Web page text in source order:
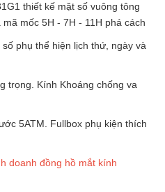
thiết kế mặt số vuông tông
mốc 5H - 7H - 11H phá cách
phụ thể hiện lịch thứ, ngày và
trọng. Kính Khoáng chống va
5ATM. Fullbox phụ kiện thích
doanh đồng hồ mắt kính